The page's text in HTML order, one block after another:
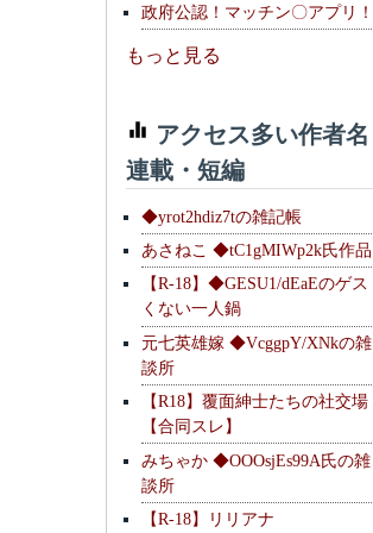
政府公認！マッチン〇アプリ！
もっと見る
アクセス多い作者名
連載・短編
◆yrot2hdiz7tの雑記帳
あさねこ ◆tC1gMIWp2k氏作品
【R-18】◆GESU1/dEaEのゲス
くない一人鍋
元七英雄嫁 ◆VcggpY/XNkの雑
談所
【R18】覆面紳士たちの社交場
【合同スレ】
みちゃか ◆OOOsjEs99A氏の雑
談所
【R-18】リリアナ